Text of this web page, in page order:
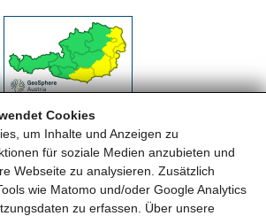
Cookies
um Inhalte und Anzeigen zu
für soziale Medien anzubieten und
Webseite zu analysieren. Zusätzlich
wie Matomo und/oder Google Analytics
zu erfassen. Über unsere